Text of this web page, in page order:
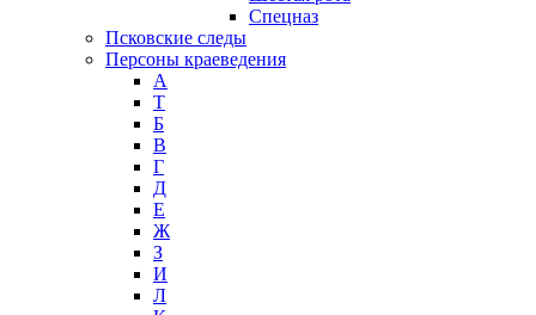
Спецназ
Псковские следы
Персоны краеведения
А
T
Б
В
Г
Д
Е
Ж
З
И
Л